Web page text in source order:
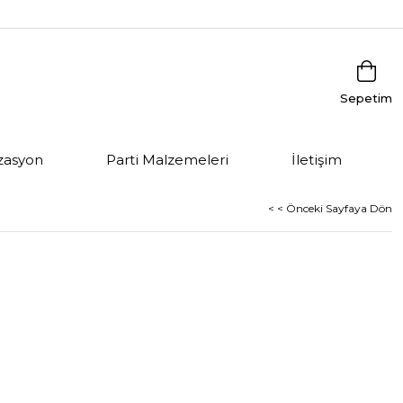
Sepetim
Parti Malzemeleri İletişim
< < Önceki Sayfaya Dön